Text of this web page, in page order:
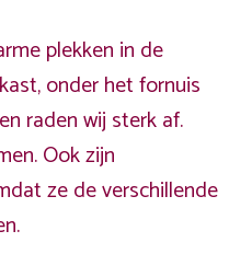
plekken in de
onder het fornuis
raden wij sterk af.
Ook zijn
ze de verschillende